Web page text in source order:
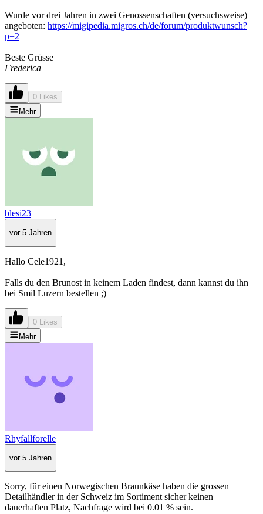
Wurde vor drei Jahren in zwei Genossenschaften (versuchsweise)
angeboten: https://migipedia.migros.ch/de/forum/produktwunsch?
p=2
Beste Grüsse
Frederica
0 Likes
Mehr
blesi23
vor 5 Jahren
Hallo Cele1921,
Falls du den Brunost in keinem Laden findest, dann kannst du ihn
bei Smil Luzern bestellen ;)
0 Likes
Mehr
Rhyfallforelle
vor 5 Jahren
Sorry, für einen Norwegischen Braunkäse haben die grossen
Detailhändler in der Schweiz im Sortiment sicher keinen
dauerhaften Platz, Nachfrage wird bei 0.01 % sein.